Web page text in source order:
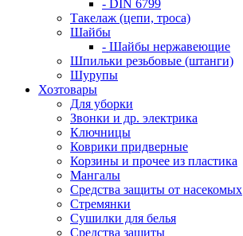
- DIN 6799
Такелаж (цепи, троса)
Шайбы
- Шайбы нержавеющие
Шпильки резьбовые (штанги)
Шурупы
Хозтовары
Для уборки
Звонки и др. электрика
Ключницы
Коврики придверные
Корзины и прочее из пластика
Мангалы
Средства защиты от насекомых
Стремянки
Сушилки для белья
Средства защиты